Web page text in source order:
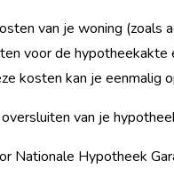
van je woning (zoals
voor de hypotheekakte
kosten kan je eenmalig
van je
Nationale Hypotheek